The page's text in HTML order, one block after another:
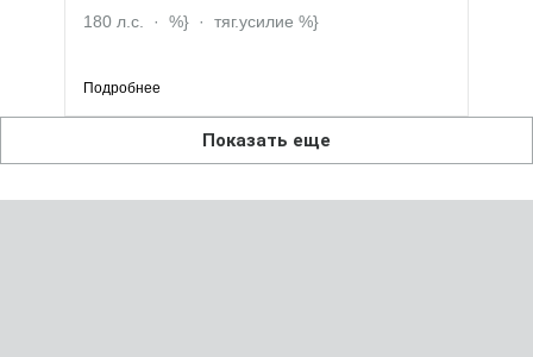
180 л.с. · %} · тяг.усилие %}
Подробнее
Показать еще